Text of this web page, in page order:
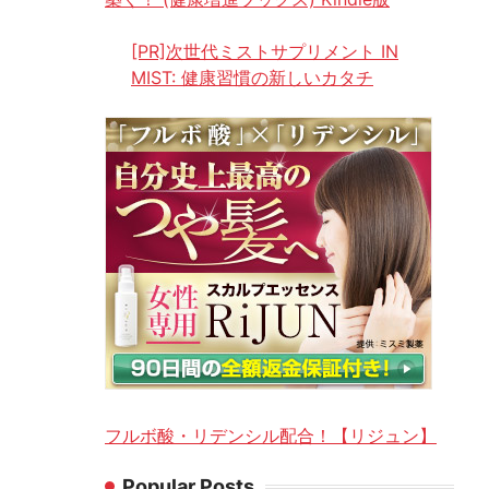
[PR]次世代ミストサプリメント IN
MIST: 健康習慣の新しいカタチ
フルボ酸・リデンシル配合！【リジュン】